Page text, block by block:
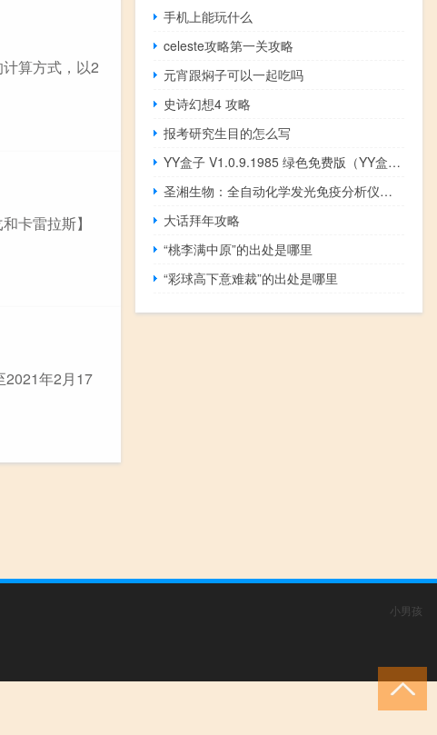
算方式，以2
卡雷拉斯】
2021年2月17
手机上能玩什么
celeste攻略第一关攻略
元宵跟焖子可以一起吃吗
史诗幻想4 攻略
报考研究生目的怎么写
YY盒子 V1.0.9.1985 绿色免费版（YY盒子 V1.0.9.1985 绿色免费版功能简介）
圣湘生物：全自动化学发光免疫分析仪获得欧盟CE认证
大话拜年攻略
“桃李满中原”的出处是哪里
“彩球高下意难裁”的出处是哪里
小男孩